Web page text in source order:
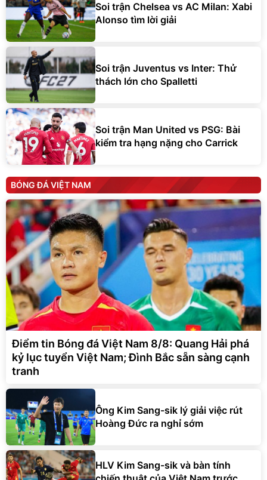
Soi trận Chelsea vs AC Milan: Xabi
Alonso tìm lời giải
Soi trận Juventus vs Inter: Thử
thách lớn cho Spalletti
Soi trận Man United vs PSG: Bài
kiểm tra hạng nặng cho Carrick
BÓNG ĐÁ VIỆT NAM
Điểm tin Bóng đá Việt Nam 8/8: Quang Hải phá
kỷ lục tuyển Việt Nam; Đình Bắc sẵn sàng cạnh
tranh
Ông Kim Sang-sik lý giải việc rút
Hoàng Đức ra nghỉ sớm
HLV Kim Sang-sik và bàn tính